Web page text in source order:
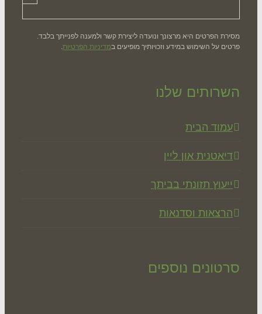
הפרטים היא מרצונך ונועדה ליצירת קשר ולמענה לפנייתך בלבד.
על השימוש במידע וזכויותיך מופיעים ב מדיניות הפרטיות.
שלנו
הבית
און ליין
תזונתי בביתך
וסדנאות
נוספים